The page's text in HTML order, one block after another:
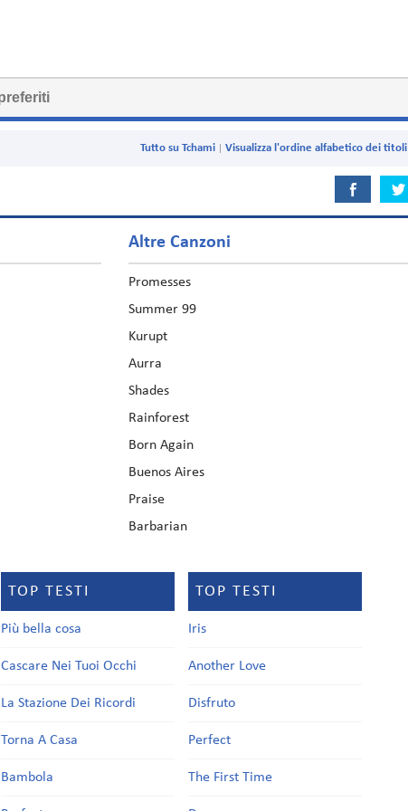
Visualizza l'ordine alfabetico dei titoli
Tutto su Tchami
Altre Canzoni
Promesses
Summer 99
Kurupt
Aurra
Shades
Rainforest
Born Again
Buenos Aires
Praise
Barbarian
TOP TESTI
Più bella cosa
Cascare Nei Tuoi Occhi
La Stazione Dei Ricordi
Torna A Casa
Bambola
TOP TESTI
Iris
Another Love
Disfruto
Perfect
The First Time